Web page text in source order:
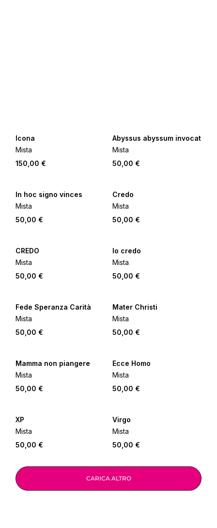
Icona
Mista
150,00 €
Abyssus abyssum invocat
Mista
50,00 €
In hoc signo vinces
Mista
50,00 €
Credo
Mista
50,00 €
CREDO
Mista
50,00 €
Io credo
Mista
50,00 €
Fede Speranza Carità
Mista
50,00 €
Mater Christi
Mista
50,00 €
Mamma non piangere
Mista
50,00 €
Ecce Homo
Mista
50,00 €
XP
Mista
50,00 €
Virgo
Mista
50,00 €
CARICA ALTRO